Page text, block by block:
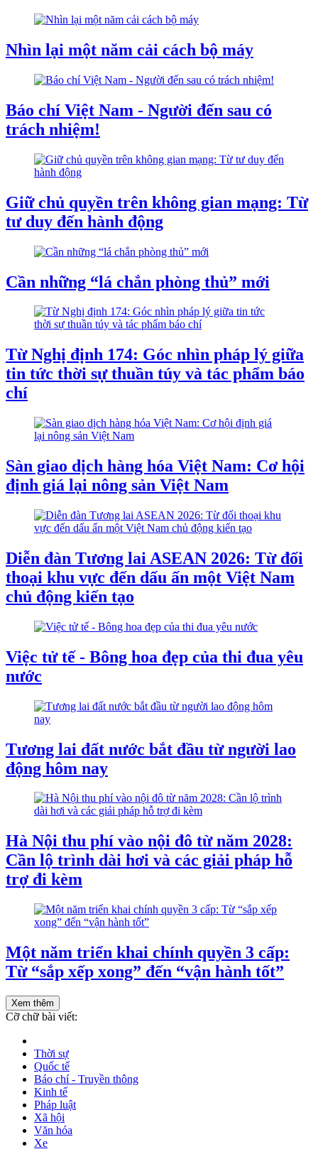
Nhìn lại một năm cải cách bộ máy
Báo chí Việt Nam - Người đến sau có
trách nhiệm!
Giữ chủ quyền trên không gian mạng: Từ
tư duy đến hành động
Cần những “lá chắn phòng thủ” mới
Từ Nghị định 174: Góc nhìn pháp lý giữa
tin tức thời sự thuần túy và tác phẩm báo
chí
Sàn giao dịch hàng hóa Việt Nam: Cơ hội
định giá lại nông sản Việt Nam
Diễn đàn Tương lai ASEAN 2026: Từ đối
thoại khu vực đến dấu ấn một Việt Nam
chủ động kiến tạo
Việc tử tế - Bông hoa đẹp của thi đua yêu
nước
Tương lai đất nước bắt đầu từ người lao
động hôm nay
Hà Nội thu phí vào nội đô từ năm 2028:
Cần lộ trình dài hơi và các giải pháp hỗ
trợ đi kèm
Một năm triển khai chính quyền 3 cấp:
Từ “sắp xếp xong” đến “vận hành tốt”
Xem thêm
Cỡ chữ bài viết:
Thời sự
Quốc tế
Báo chí - Truyền thông
Kinh tế
Pháp luật
Xã hội
Văn hóa
Xe